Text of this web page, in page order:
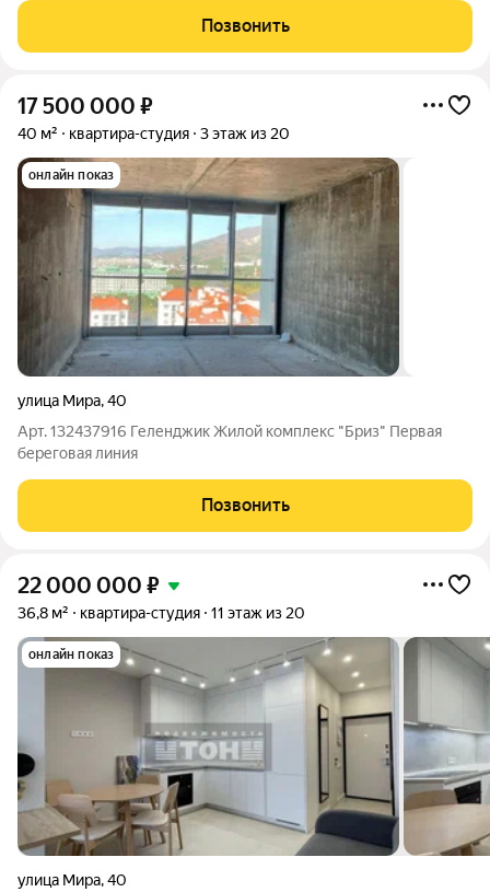
Позвонить
17 500 000 ₽
40 м² квартира-студия 3 этаж из 20
онлайн показ
улица Мира,40
Арт. 132437916 Геленджик Жилой комплекс "Бриз" Первая
береговая линия
Позвонить
22 000 000 ₽
36,8 м² квартира-студия 11 этаж из 20
онлайн показ
улица Мира,40